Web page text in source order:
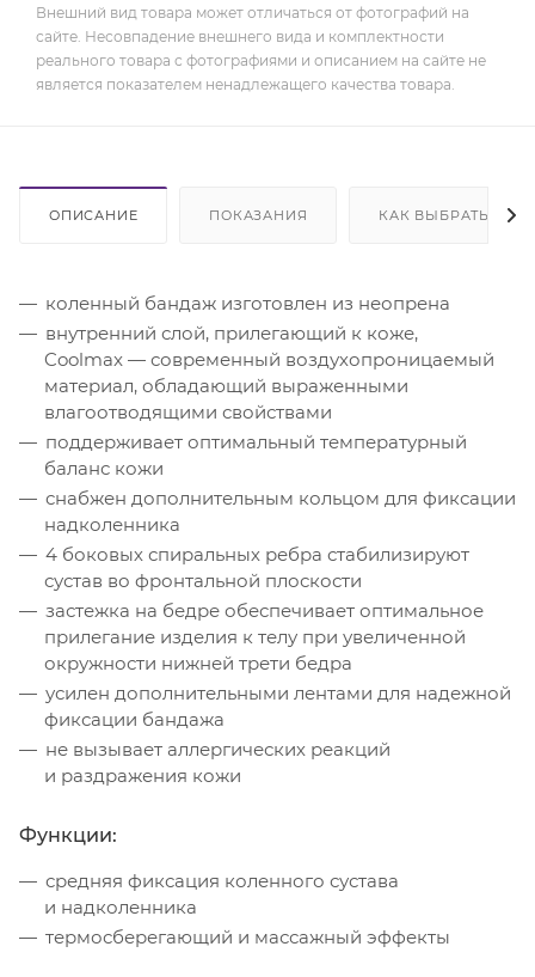
Внешний вид товара может отличаться от фотографий на
сайте. Несовпадение внешнего вида и комплектности
реального товара с фотографиями и описанием на сайте не
является показателем ненадлежащего качества товара.
ОПИСАНИЕ ПОКАЗАНИЯ КАК ВЫБРАТЬ
коленный бандаж изготовлен из неопрена
внутренний слой, прилегающий к коже,
Coolmax — современный воздухопроницаемый
материал, обладающий выраженными
влагоотводящими свойствами
поддерживает оптимальный температурный
баланс кожи
снабжен дополнительным кольцом для фиксации
надколенника
4 боковых спиральных ребра стабилизируют
сустав во фронтальной плоскости
застежка на бедре обеспечивает оптимальное
прилегание изделия к телу при увеличенной
окружности нижней трети бедра
усилен дополнительными лентами для надежной
фиксации бандажа
не вызывает аллергических реакций
и раздражения кожи
Функции:
средняя фиксация коленного сустава
и надколенника
термосберегающий и массажный эффекты